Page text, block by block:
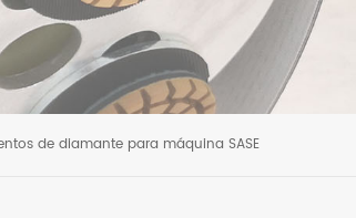
de diamante para máquina SASE